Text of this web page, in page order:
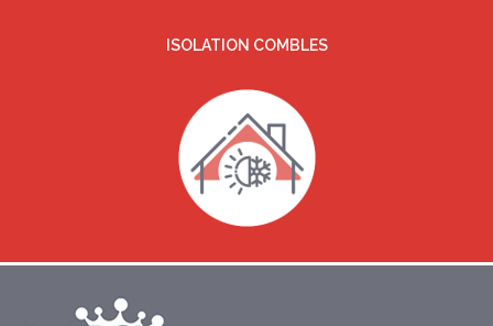
ISOLATION COMBLES